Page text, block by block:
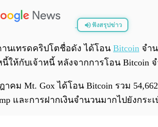
ฟังสรุปข่าว
นเทรดคริปโตชื่อดัง ได้โอน Bitcoin จำ
ให้กับเจ้าหนี้ หลังจากการโอน Bitcoin
คม Mt. Gox ได้โอน Bitcoin รวม
และการฝากเงินจำนวนมากไปยังกระ